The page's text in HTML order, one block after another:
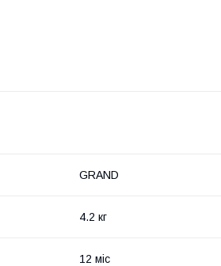
GRAND
4.2 кг
12 міс